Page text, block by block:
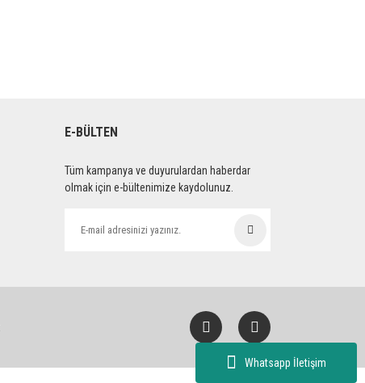
Whatsapp İletişim
E-BÜLTEN
Tüm kampanya ve duyurulardan haberdar
olmak için e-bültenimize kaydolunuz.